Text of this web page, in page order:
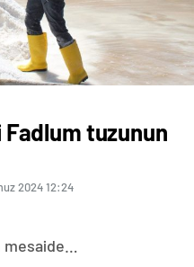
Fadlum tuzunun
2024 12:24